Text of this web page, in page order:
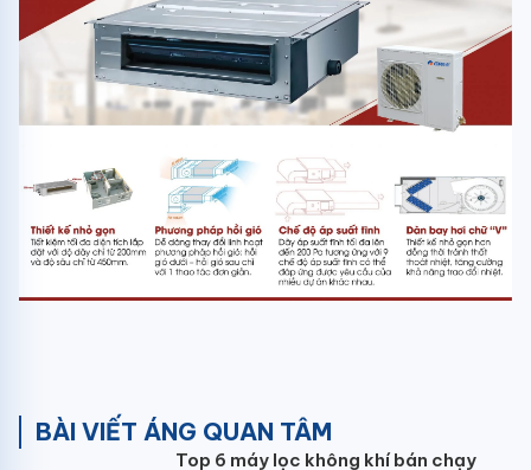
BÀI VIẾT ÁNG QUAN TÂM
Top 6 máy lọc không khí bán chạy